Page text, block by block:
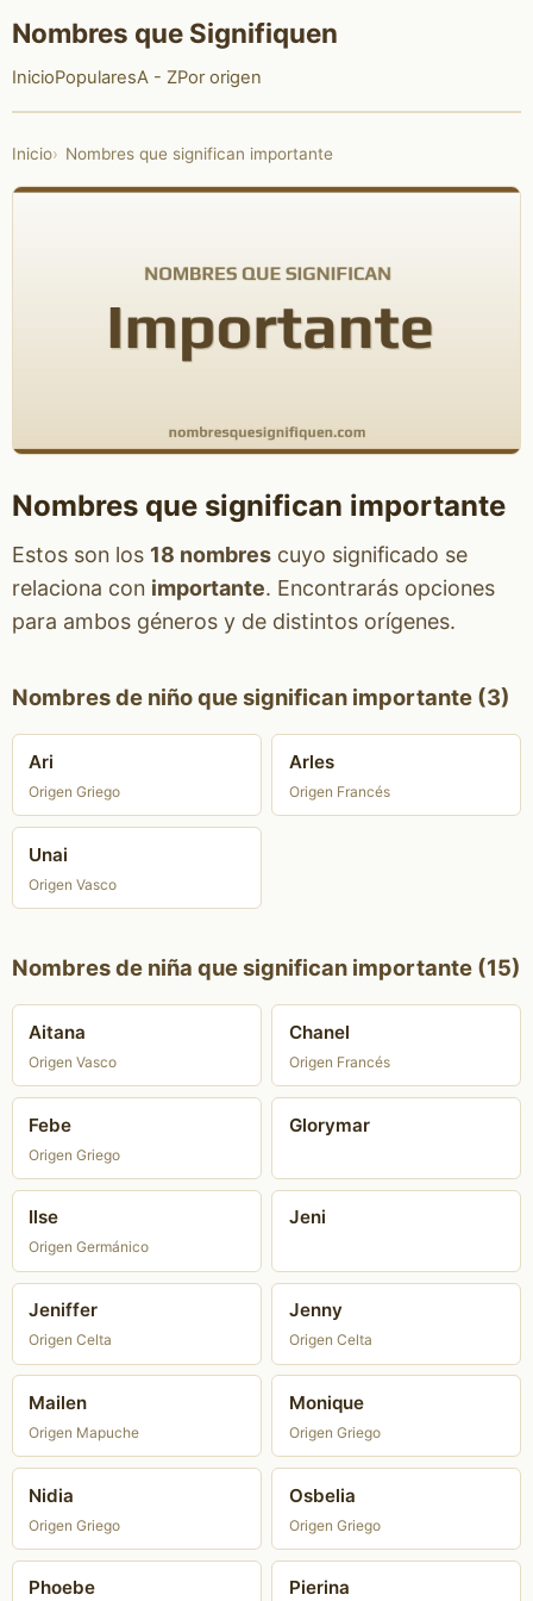
Nombres que Signifiquen
InicioPopularesA - ZPor origen
Inicio Nombres que significan importante
Nombres que significan importante
Estos son los 18 nombrescuyo significado se
relaciona con importante. Encontrarás opciones
para ambos géneros y de distintos orígenes.
Nombres de niño que significan importante (3)
Ari
Origen Griego
Arles
Origen Francés
Unai
Origen Vasco
Nombres de niña que significan importante (15)
Aitana
Origen Vasco
Chanel
Origen Francés
Febe
Origen Griego
Glorymar
Ilse
Origen Germánico
Jeni
Jeniffer
Origen Celta
Jenny
Origen Celta
Mailen
Origen Mapuche
Monique
Origen Griego
Nidia
Origen Griego
Osbelia
Origen Griego
Phoebe Pierina